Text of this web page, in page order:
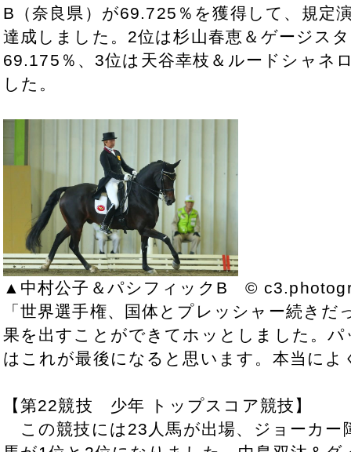
B（奈良県）が69.725％を獲得して、規定
達成しました。2位は杉山春恵＆ゲージス
69.175％、3位は天谷幸枝＆ルードシャネ
した。
▲中村公子＆パシフィックB ©
「世界選手権、国体とプレッシャー続き
果を出すことができてホッとしました。
はこれが最後になると思います。本当に
【第22競技 少年 トップスコア競技】
この競技には23人馬が出場、ジョーカー